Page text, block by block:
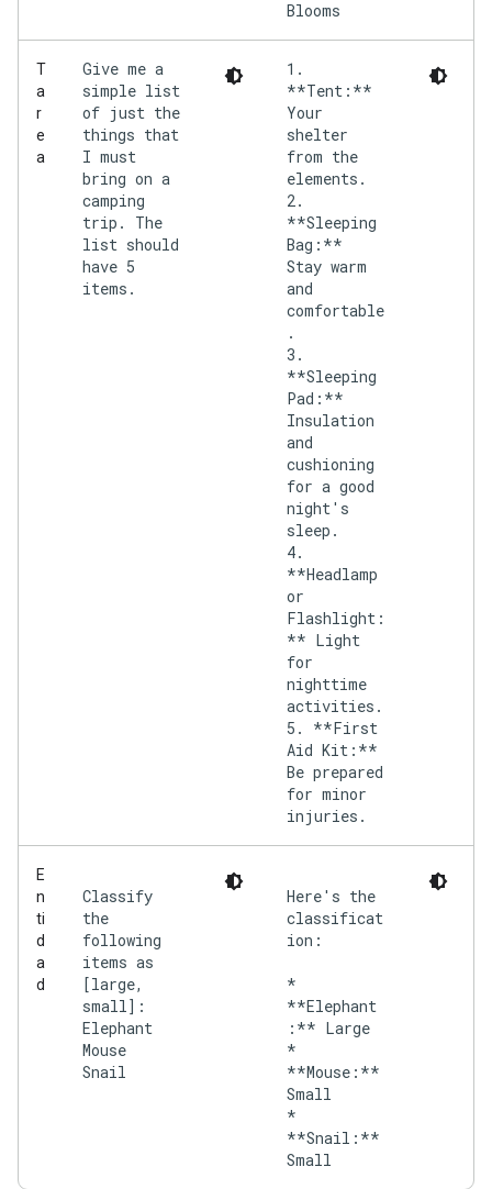
T
a
r
e
a
Give me a
simple list
of just the
things that
I must
bring on a
camping
trip. The
list should
have 5
items.
1.
**Tent:**
Your
shelter
from the
elements.
2.
**Sleeping
Bag:**
Stay warm
and
comfortable
.
3.
**Sleeping
Pad:**
Insulation
and
cushioning
for a good
night's
sleep.
4.
**Headlamp
or
Flashlight:
** Light
for
nighttime
activities.
5. **First
Aid Kit:**
Be prepared
for minor
injuries.
E
n
ti
d
a
d
Classify
the
following
items as
[large,
small]:
Elephant
Mouse
Snail
Here's the
classificat
ion:
*
**Elephant
:** Large
*
**Mouse:**
Small
*
**Snail:**